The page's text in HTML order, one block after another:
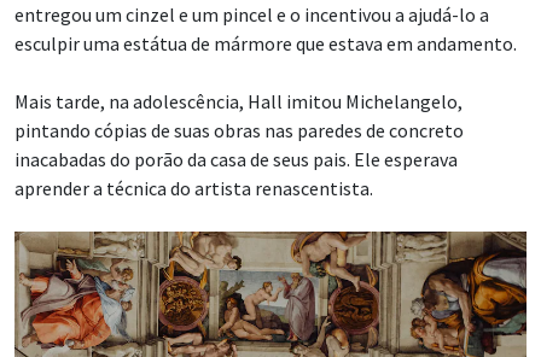
entregou um cinzel e um pincel e o incentivou a ajudá-lo a
esculpir uma estátua de mármore que estava em andamento.
Mais tarde, na adolescência, Hall imitou Michelangelo,
pintando cópias de suas obras nas paredes de concreto
inacabadas do porão da casa de seus pais. Ele esperava
aprender a técnica do artista renascentista.